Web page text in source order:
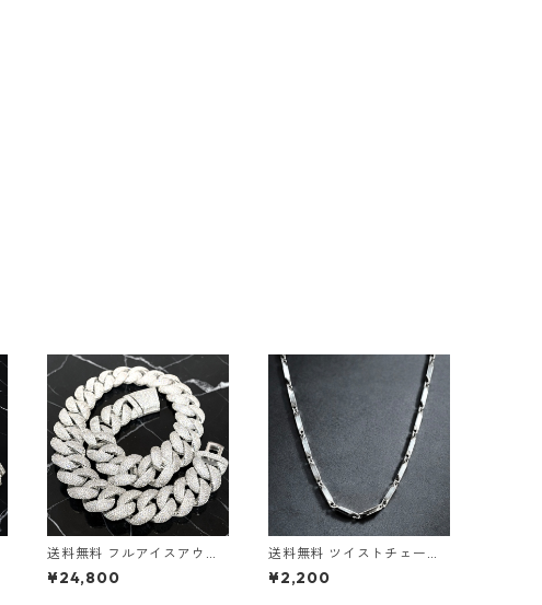
送料無料 フルアイスアウト
喜平ネックレス 50cm 45c
m 幅23mm 喜平チェーン マ
¥24,800
送料無料 ツイストチェーン
バンブーチェーン 60cm 幅
3mm チタン 変色なし 金属
¥2,200